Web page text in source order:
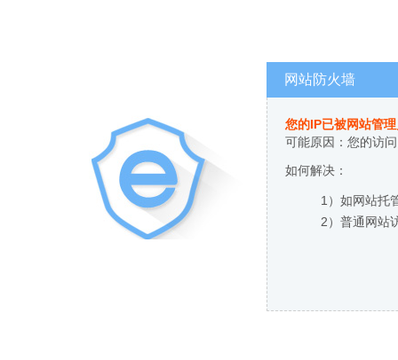
网站防火墙
您的IP已被网站管
可能原因：您的访
如何解决：
1）如网站托
2）普通网站